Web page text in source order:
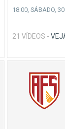
18:00, SÁBADO,
21 VÍDEOS -